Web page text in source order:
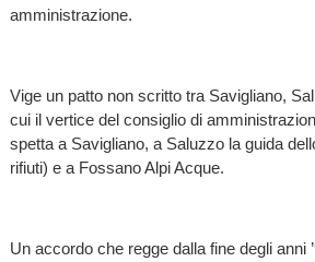
amministrazione.
Vige un patto non scritto tra Savigliano,
cui il vertice del consiglio di
spetta a Savigliano, a Saluzzo la guida
rifiuti) e a Fossano Alpi Acque.
Un accordo che regge dalla fine degli anni